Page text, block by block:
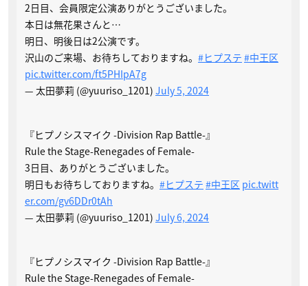
2日目、会員限定公演ありがとうございました。
本日は無花果さんと…
明日、明後日は2公演です。
沢山のご来場、お待ちしておりますね。 #ヒプステ #中王区
pic.twitter.com/ft5PHIpA7g
— 太田夢莉 (@yuuriso_1201) July 5, 2024
『ヒプノシスマイク -Division Rap Battle-』
Rule the Stage-Renegades of Female-
3日目、ありがとうございました。
明日もお待ちしておりますね。 #ヒプステ #中王区 pic.twitt
er.com/gv6DDr0tAh
— 太田夢莉 (@yuuriso_1201) July 6, 2024
『ヒプノシスマイク -Division Rap Battle-』
Rule the Stage-Renegades of Female-